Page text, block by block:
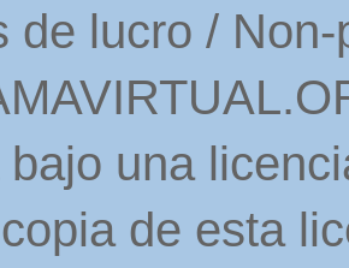
de lucro /
bajo una
de esta